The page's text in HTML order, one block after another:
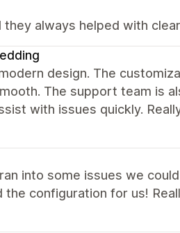
they always helped with
design. The
The support team is
with issues quickly.
into some issues we
the configuration for us!